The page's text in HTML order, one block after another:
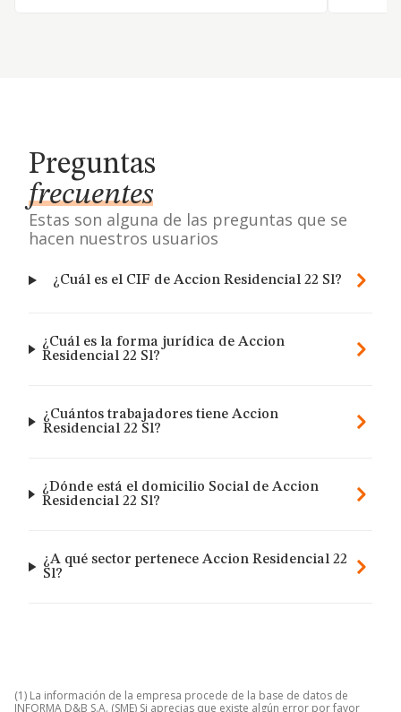
Preguntas
frecuentes
Estas son alguna de las preguntas que se
hacen nuestros usuarios
¿Cuál es el CIF de Accion Residencial 22 Sl?
¿Cuál es la forma jurídica de Accion
Residencial 22 Sl?
¿Cuántos trabajadores tiene Accion
Residencial 22 Sl?
¿Dónde está el domicilio Social de Accion
Residencial 22 Sl?
¿A qué sector pertenece Accion Residencial 22
Sl?
(1) La información de la empresa procede de la base de datos de
INFORMA D&B S.A. (SME) Si aprecias que existe algún error por favor